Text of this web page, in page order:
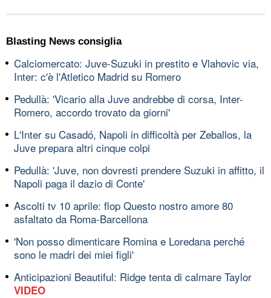
Blasting News consiglia
Calciomercato: Juve-Suzuki in prestito e Vlahovic via,
Inter: c'è l'Atletico Madrid su Romero
Pedullà: 'Vicario alla Juve andrebbe di corsa, Inter-
Romero, accordo trovato da giorni'
L'Inter su Casadó, Napoli in difficoltà per Zeballos, la
Juve prepara altri cinque colpi
Pedullà: 'Juve, non dovresti prendere Suzuki in affitto, il
Napoli paga il dazio di Conte'
Ascolti tv 10 aprile: flop Questo nostro amore 80
asfaltato da Roma-Barcellona
'Non posso dimenticare Romina e Loredana perché
sono le madri dei miei figli'
Anticipazioni Beautiful: Ridge tenta di calmare Taylor
VIDEO